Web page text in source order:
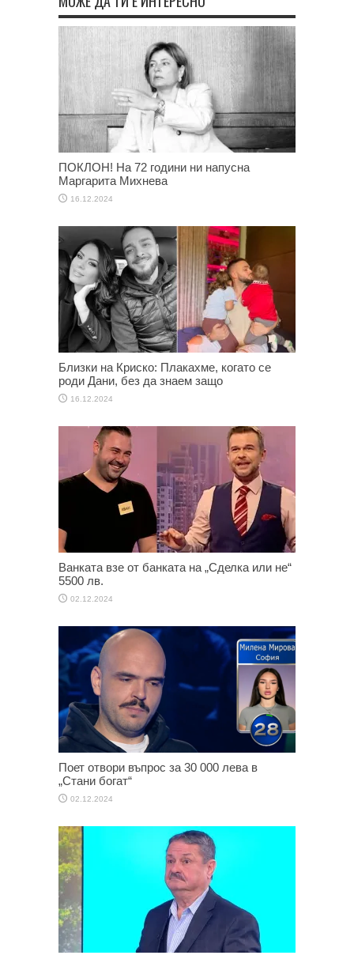
ПОКЛОН! На 72 години ни напусна
Маргарита Михнева
16.12.2024
Близки на Криско: Плакахме, когато се
роди Дани, без да знаем защо
16.12.2024
Ванката взе от банката на „Сделка или не“
5500 лв.
02.12.2024
Поет отвори въпрос за 30 000 лева в
„Стани богат“
02.12.2024